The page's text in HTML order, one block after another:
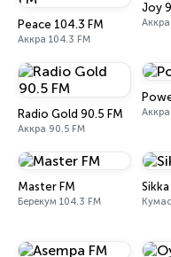
Peace 104.3 FM
Аккра 104.3 FM
Joy
Radio Gold 90.5 FM
Аккра 90.5 FM
Master FM
Берекум 104.3 FM